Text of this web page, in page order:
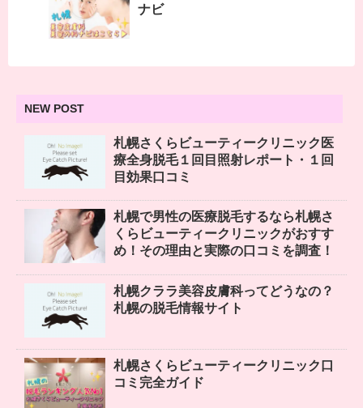
ナビ
NEW POST
札幌さくらビューティークリニック医
療全身脱毛１回目照射レポート・１回
目効果口コミ
札幌で男性の医療脱毛するなら札幌さ
くらビューティークリニックがおすす
め！その理由と実際の口コミを調査！
札幌クララ美容皮膚科ってどうなの？
札幌の脱毛情報サイト
札幌さくらビューティークリニック口
コミ完全ガイド